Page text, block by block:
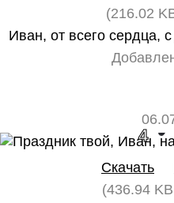
(216.02
Иван, от всего сердца,
4
Скачать
(436.94